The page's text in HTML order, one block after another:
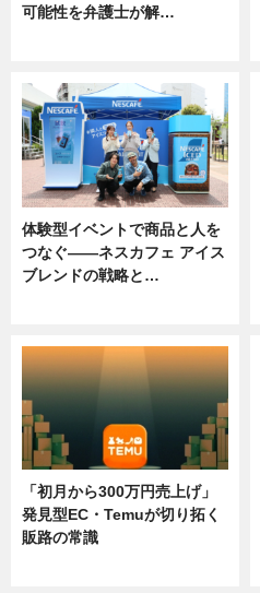
可能性を弁護士が解…
体験型イベントで商品と人を
つなぐ――ネスカフェ アイス
ブレンドの戦略と…
「初月から300万円売上げ」
発見型EC・Temuが切り拓く
販路の常識